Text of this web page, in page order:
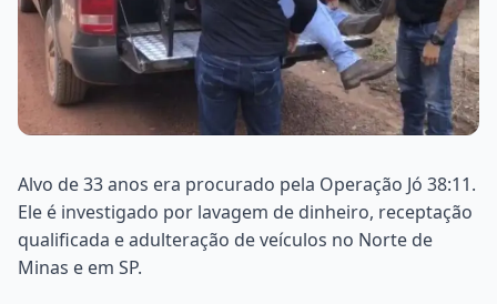
Alvo de 33 anos era procurado pela Operação Jó 38:11.
Ele é investigado por lavagem de dinheiro, receptação
qualificada e adulteração de veículos no Norte de
Minas e em SP.